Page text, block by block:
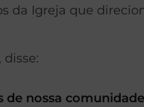
da Igreja que
disse:
de nossa